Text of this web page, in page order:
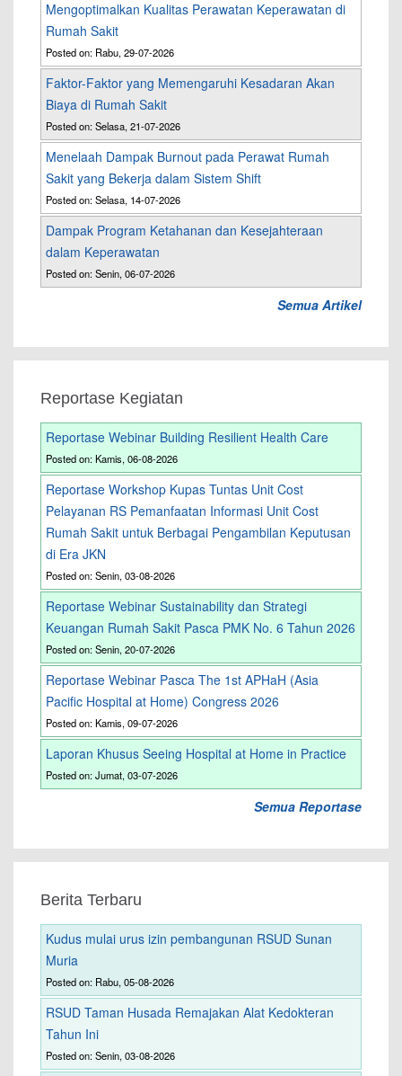
Mengoptimalkan Kualitas Perawatan Keperawatan di
Rumah Sakit
Posted on: Rabu, 29-07-2026
Faktor-Faktor yang Memengaruhi Kesadaran Akan
Biaya di Rumah Sakit
Posted on: Selasa, 21-07-2026
Menelaah Dampak Burnout pada Perawat Rumah
Sakit yang Bekerja dalam Sistem Shift
Posted on: Selasa, 14-07-2026
Dampak Program Ketahanan dan Kesejahteraan
dalam Keperawatan
Posted on: Senin, 06-07-2026
Semua Artikel
Reportase Kegiatan
Reportase Webinar Building Resilient Health Care
Posted on: Kamis, 06-08-2026
Reportase Workshop Kupas Tuntas Unit Cost
Pelayanan RS Pemanfaatan Informasi Unit Cost
Rumah Sakit untuk Berbagai Pengambilan Keputusan
di Era JKN
Posted on: Senin, 03-08-2026
Reportase Webinar Sustainability dan Strategi
Keuangan Rumah Sakit Pasca PMK No. 6 Tahun 2026
Posted on: Senin, 20-07-2026
Reportase Webinar Pasca The 1st APHaH (Asia
Pacific Hospital at Home) Congress 2026
Posted on: Kamis, 09-07-2026
Laporan Khusus Seeing Hospital at Home in Practice
Posted on: Jumat, 03-07-2026
Semua Reportase
Berita Terbaru
Kudus mulai urus izin pembangunan RSUD Sunan
Muria
Posted on: Rabu, 05-08-2026
RSUD Taman Husada Remajakan Alat Kedokteran
Tahun Ini
Posted on: Senin, 03-08-2026